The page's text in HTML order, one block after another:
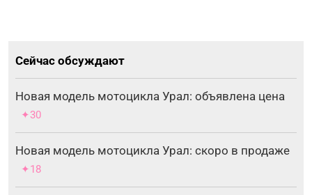
Сейчас обсуждают
Новая модель мотоцикла Урал: объявлена цена
✦30
Новая модель мотоцикла Урал: скоро в продаже
✦18